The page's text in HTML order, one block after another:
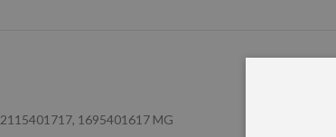
2115401717, 1695401617 MG